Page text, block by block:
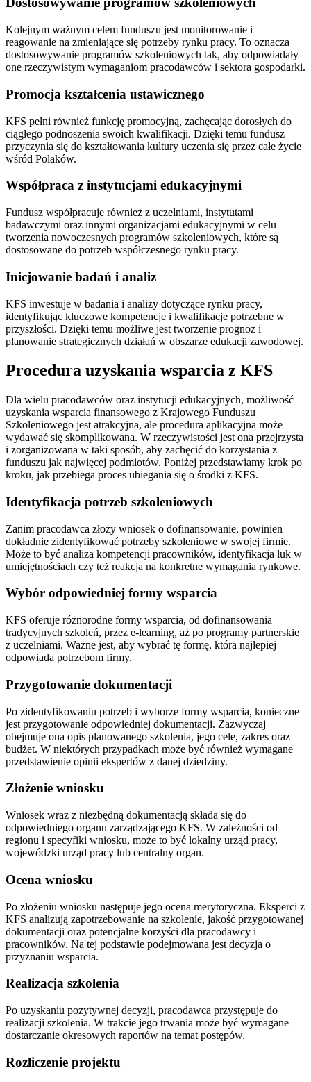
Kolejnym ważnym celem funduszu jest monitorowanie i
reagowanie na zmieniające się potrzeby rynku pracy. To oznacza
dostosowywanie programów szkoleniowych tak, aby odpowiadały
one rzeczywistym wymaganiom pracodawców i sektora gospodarki.
Promocja kształcenia ustawicznego
KFS pełni również funkcję promocyjną, zachęcając dorosłych do
ciągłego podnoszenia swoich kwalifikacji. Dzięki temu fundusz
przyczynia się do kształtowania kultury uczenia się przez całe życie
wśród Polaków.
Współpraca z instytucjami edukacyjnymi
Fundusz współpracuje również z uczelniami, instytutami
badawczymi oraz innymi organizacjami edukacyjnymi w celu
tworzenia nowoczesnych programów szkoleniowych, które są
dostosowane do potrzeb współczesnego rynku pracy.
Inicjowanie badań i analiz
KFS inwestuje w badania i analizy dotyczące rynku pracy,
identyfikując kluczowe kompetencje i kwalifikacje potrzebne w
przyszłości. Dzięki temu możliwe jest tworzenie prognoz i
planowanie strategicznych działań w obszarze edukacji zawodowej.
Procedura uzyskania wsparcia z KFS
Dla wielu pracodawców oraz instytucji edukacyjnych, możliwość
uzyskania wsparcia finansowego z Krajowego Funduszu
Szkoleniowego jest atrakcyjna, ale procedura aplikacyjna może
wydawać się skomplikowana. W rzeczywistości jest ona przejrzysta
i zorganizowana w taki sposób, aby zachęcić do korzystania z
funduszu jak najwięcej podmiotów. Poniżej przedstawiamy krok po
kroku, jak przebiega proces ubiegania się o środki z KFS.
Identyfikacja potrzeb szkoleniowych
Zanim pracodawca złoży wniosek o dofinansowanie, powinien
dokładnie zidentyfikować potrzeby szkoleniowe w swojej firmie.
Może to być analiza kompetencji pracowników, identyfikacja luk w
umiejętnościach czy też reakcja na konkretne wymagania rynkowe.
Wybór odpowiedniej formy wsparcia
KFS oferuje różnorodne formy wsparcia, od dofinansowania
tradycyjnych szkoleń, przez e-learning, aż po programy partnerskie
z uczelniami. Ważne jest, aby wybrać tę formę, która najlepiej
odpowiada potrzebom firmy.
Przygotowanie dokumentacji
Po zidentyfikowaniu potrzeb i wyborze formy wsparcia, konieczne
jest przygotowanie odpowiedniej dokumentacji. Zazwyczaj
obejmuje ona opis planowanego szkolenia, jego cele, zakres oraz
budżet. W niektórych przypadkach może być również wymagane
przedstawienie opinii ekspertów z danej dziedziny.
Złożenie wniosku
Wniosek wraz z niezbędną dokumentacją składa się do
odpowiedniego organu zarządzającego KFS. W zależności od
regionu i specyfiki wniosku, może to być lokalny urząd pracy,
wojewódzki urząd pracy lub centralny organ.
Ocena wniosku
Po złożeniu wniosku następuje jego ocena merytoryczna. Eksperci z
KFS analizują zapotrzebowanie na szkolenie, jakość przygotowanej
dokumentacji oraz potencjalne korzyści dla pracodawcy i
pracowników. Na tej podstawie podejmowana jest decyzja o
przyznaniu wsparcia.
Realizacja szkolenia
Po uzyskaniu pozytywnej decyzji, pracodawca przystępuje do
realizacji szkolenia. W trakcie jego trwania może być wymagane
dostarczanie okresowych raportów na temat postępów.
Rozliczenie projektu